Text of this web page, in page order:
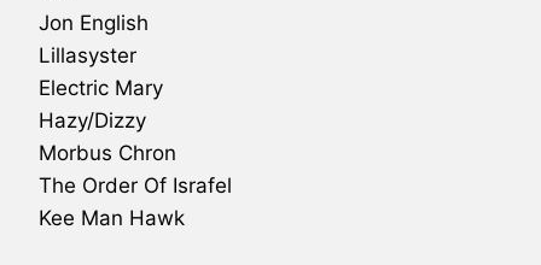
Jon English
Lillasyster
Electric Mary
Hazy/Dizzy
Morbus Chron
The Order Of Israfel
Kee Man Hawk